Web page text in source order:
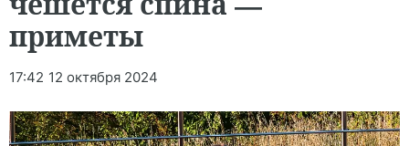
приметы
17:42 12 октября 2024